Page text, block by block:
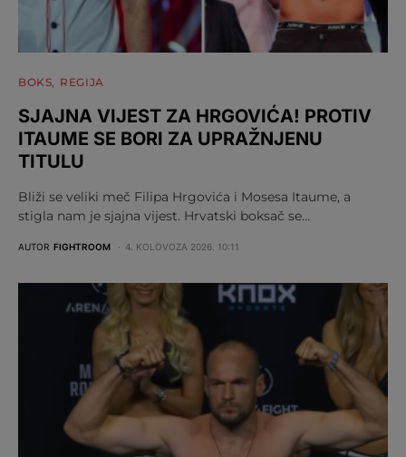
BOKS REGIJA
SJAJNA VIJEST ZA HRGOVIĆA! PROTIV
ITAUME SE BORI ZA UPRAŽNJENU
TITULU
Bliži se veliki meč Filipa Hrgovića i Mosesa Itaume, a
stigla nam je sjajna vijest. Hrvatski boksač se…
AUTOR FIGHTROOM 4. KOLOVOZA 2026. 10:11